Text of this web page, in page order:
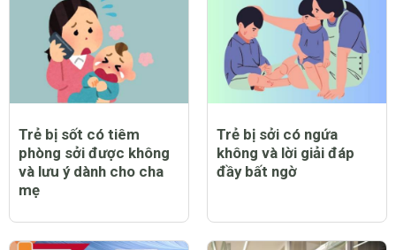
Trẻ bị sốt có tiêm
phòng sởi được không
và lưu ý dành cho cha
mẹ
Trẻ bị sởi có ngứa
không và lời giải đáp
đầy bất ngờ